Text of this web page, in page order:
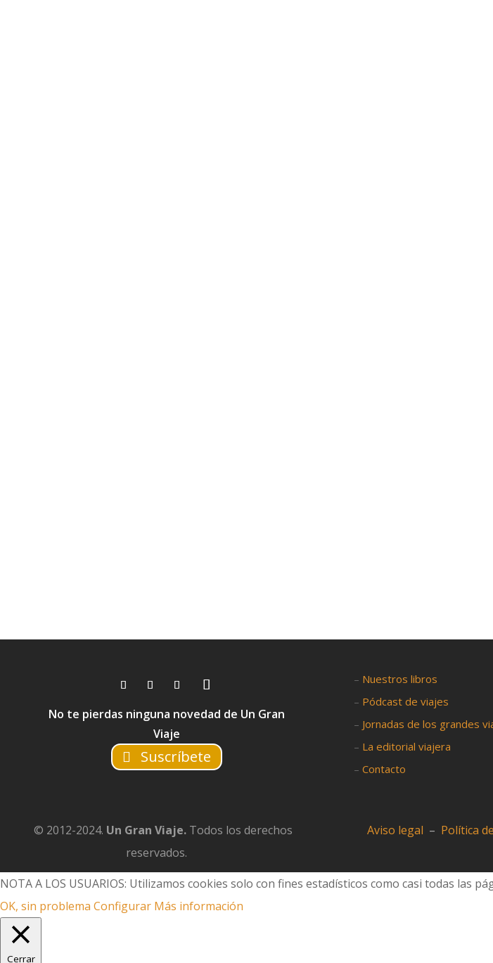
No te pierdas ninguna novedad de Un Gran
Viaje
Suscríbete
– Nuestros libros
– Pódcast de viajes
– Jornadas de los grandes
– La editorial viajera
– Contacto
© 2012-2024. Un Gran Viaje. Todos los derechos
reservados.
Aviso legal – Política
NOTA A LOS USUARIOS: Utilizamos cookies solo con fines estadísticos como casi todas las
OK, sin problema Configurar Más información
Cerrar